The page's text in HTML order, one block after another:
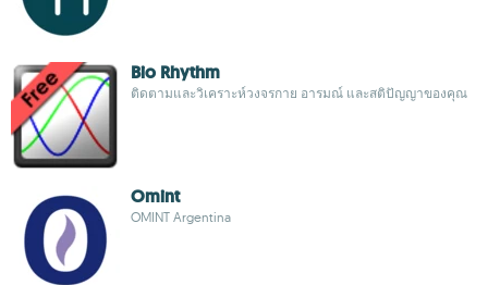
Bio Rhythm
ติดตามและวิเคราะห์วงจรกาย อารมณ์ และสติปัญญาของคุณ
Omint
OMINT Argentina